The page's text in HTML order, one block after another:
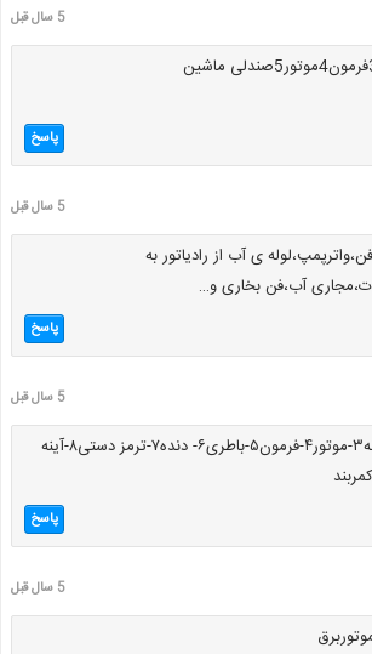
5 سال قبل
پاسخ
5 سال قبل
ی آب از رادیاتور به
آب،فن بخاری و…
پاسخ
5 سال قبل
۱-چرخ ها۲-بدنه۳-موتور۴-فرمون۵-باطری۶- دنده۷-ترمز دستی۸-آینه
پاسخ
5 سال قبل